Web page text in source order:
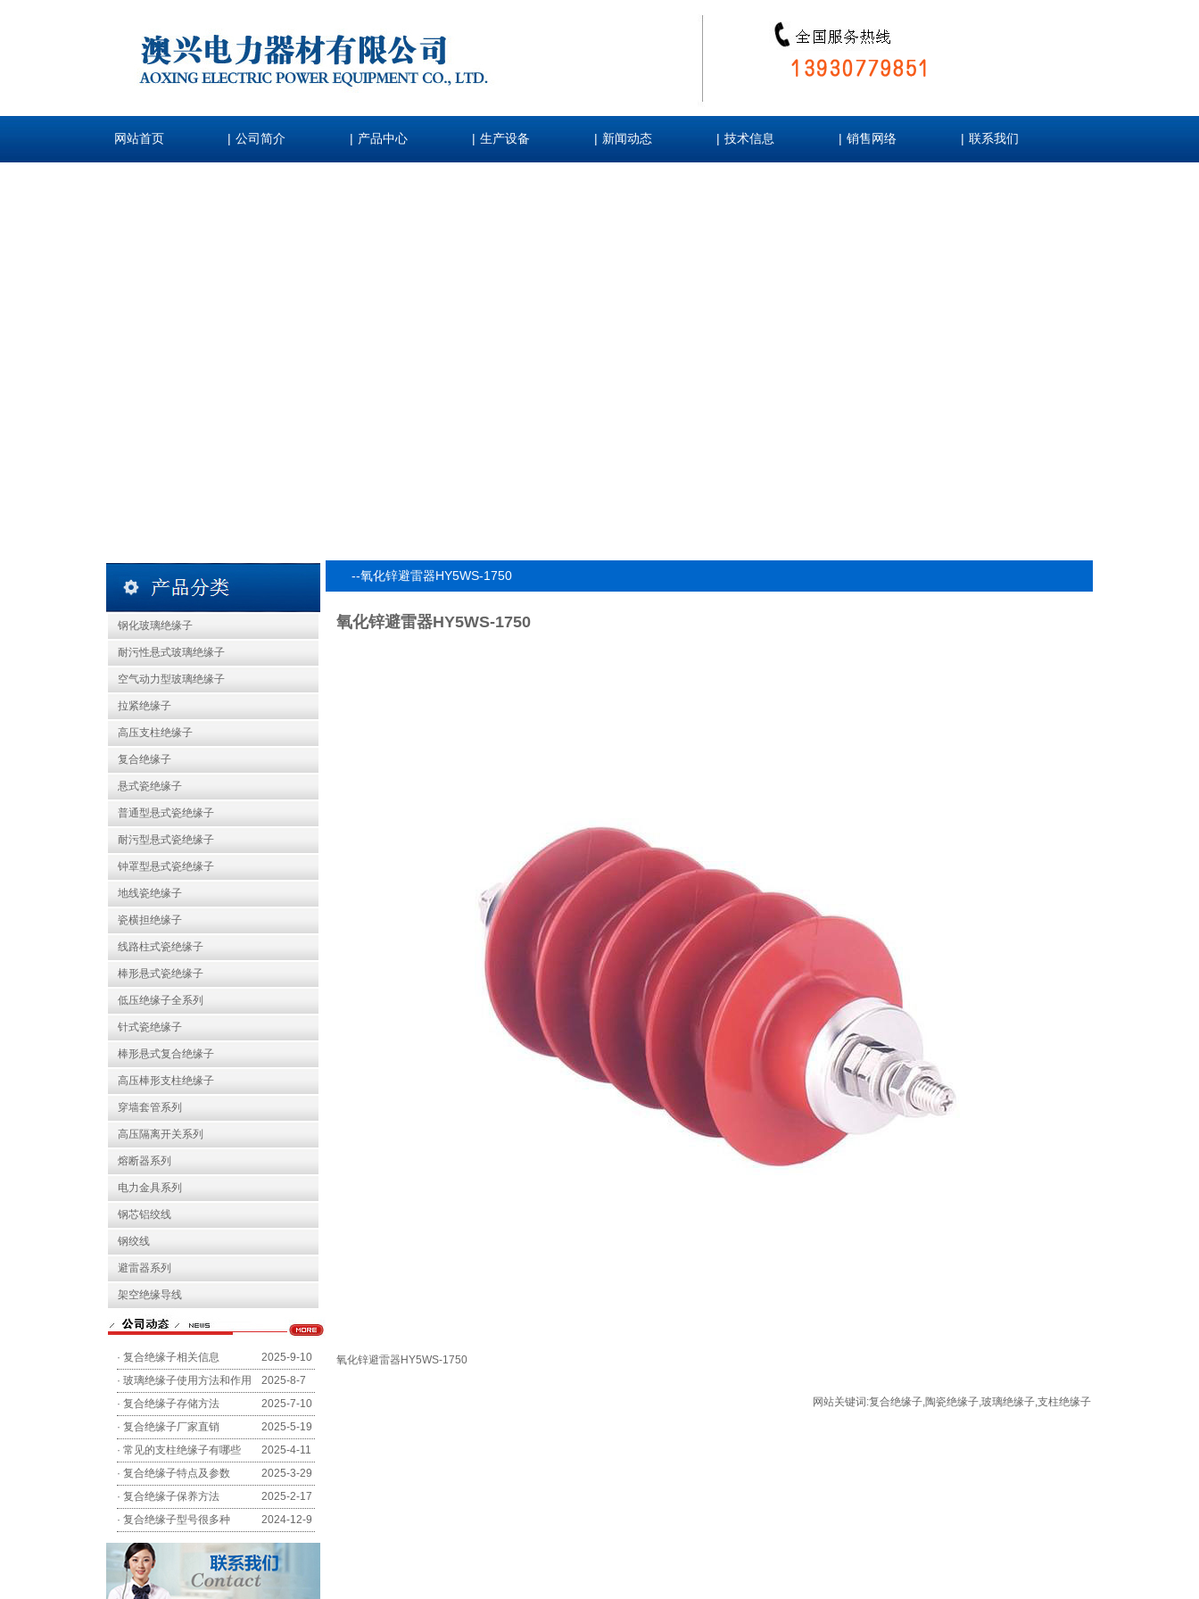
网站首页 | 公司简介 | 产品中心 | 生产设备 | 新闻动态 | 技术信息 | 销售网络 | 联系我们
钢化玻璃绝缘子
耐污性悬式玻璃绝缘子
空气动力型玻璃绝缘子
拉紧绝缘子
高压支柱绝缘子
复合绝缘子
悬式瓷绝缘子
普通型悬式瓷绝缘子
耐污型悬式瓷绝缘子
钟罩型悬式瓷绝缘子
地线瓷绝缘子
瓷横担绝缘子
线路柱式瓷绝缘子
棒形悬式瓷绝缘子
低压绝缘子全系列
针式瓷绝缘子
棒形悬式复合绝缘子
高压棒形支柱绝缘子
穿墙套管系列
高压隔离开关系列
熔断器系列
电力金具系列
钢芯铝绞线
钢绞线
避雷器系列
架空绝缘导线
· 复合绝缘子相关信息
2025-9-10
· 玻璃绝缘子使用方法和作用
2025-8-7
· 复合绝缘子存储方法
2025-7-10
· 复合绝缘子厂家直销
2025-5-19
· 常见的支柱绝缘子有哪些
2025-4-11
· 复合绝缘子特点及参数
2025-3-29
· 复合绝缘子保养方法
2025-2-17
· 复合绝缘子型号很多种 2024-12-9
--氧化锌避雷器HY5WS-1750
氧化锌避雷器HY5WS-1750
氧化锌避雷器HY5WS-1750
网站关键词:复合绝缘子,陶瓷绝缘子,玻璃绝缘子,支柱绝缘子